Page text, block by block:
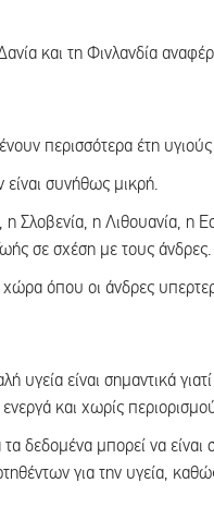
και τη Φινλανδία
περισσότερα έτη
συνήθως μικρή.
η Λιθουανία, η
σε σχέση με τους άνδρες.
όπου οι άνδρες
υγεία είναι σημαντικά
και χωρίς
δεδομένα μπορεί να
για την υγεία,